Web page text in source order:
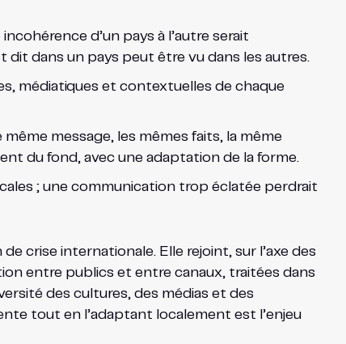
d’un pays à l’autre serait
dit dans un pays peut être vu dans les autres.
médiatiques et contextuelles de chaque
message, les mêmes faits, la même
du fond, avec une adaptation de la forme.
; une communication trop éclatée perdrait
crise internationale. Elle rejoint, sur l’axe des
entre publics et entre canaux, traitées dans
des cultures, des médias et des
tout en l’adaptant localement est l’enjeu